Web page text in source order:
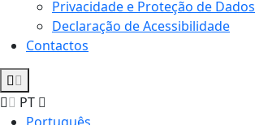
Privacidade e Proteção de Dados
Declaração de Acessibilidade
Contactos
PT